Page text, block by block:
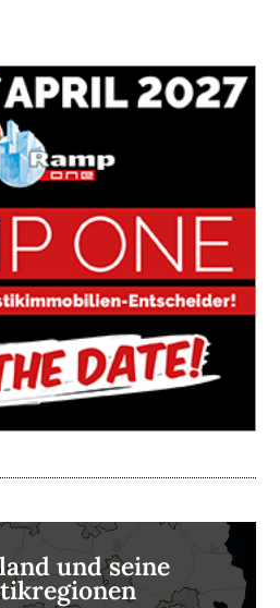
und seine